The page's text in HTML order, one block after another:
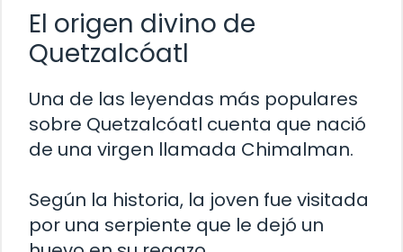
El origen divino de
Quetzalcóatl
Una de las leyendas más populares
sobre Quetzalcóatl cuenta que nació
de una virgen llamada Chimalman.
Según la historia, la joven fue visitada
por una serpiente que le dejó un